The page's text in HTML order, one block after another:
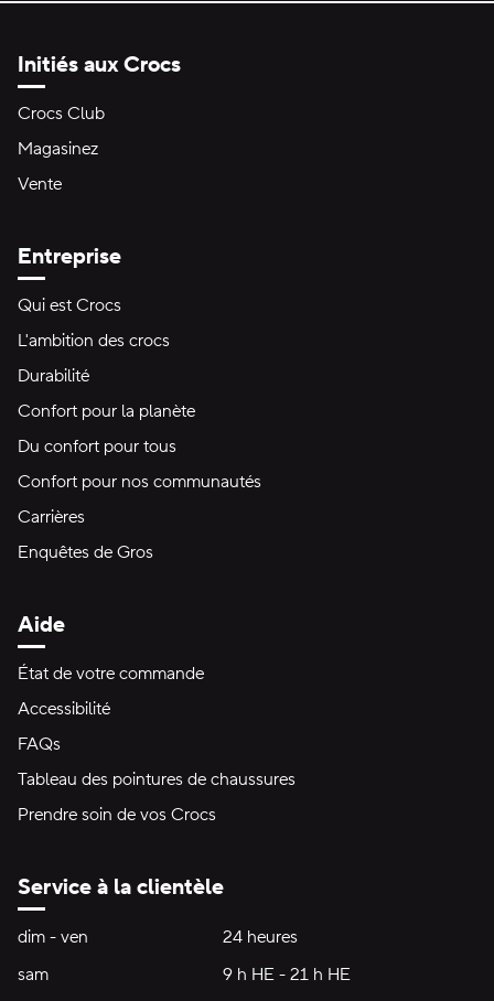
Initiés aux Crocs
Crocs Club
Magasinez
Vente
Entreprise
Qui est Crocs
L'ambition des crocs
Durabilité
Confort pour la planète
Du confort pour tous
Confort pour nos communautés
Carrières
Enquêtes de Gros
Aide
État de votre commande
Accessibilité
FAQs
Tableau des pointures de chaussures
Prendre soin de vos Crocs
Service à la clientèle
Heures d'ouverture:
dim - ven dimanche à vendredi24 heures24 heures
sam
9 h HE - 21 h HE9 h HE - 21 h HE